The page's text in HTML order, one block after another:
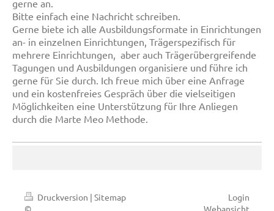
gerne an.
Bitte einfach eine Nachricht schreiben.
Gerne biete ich alle Ausbildungsformate in Einrichtungen
an- in einzelnen Einrichtungen, Trägerspezifisch für
mehrere Einrichtungen, aber auch Trägerübergreifende
Tagungen und Ausbildungen organisiere und führe ich
gerne für Sie durch. Ich freue mich über eine Anfrage
und ein kostenfreies Gespräch über die vielseitigen
Möglichkeiten eine Unterstützung für Ihre Anliegen
durch die Marte Meo Methode.
Druckversion | Sitemap
©
Login
Webansicht